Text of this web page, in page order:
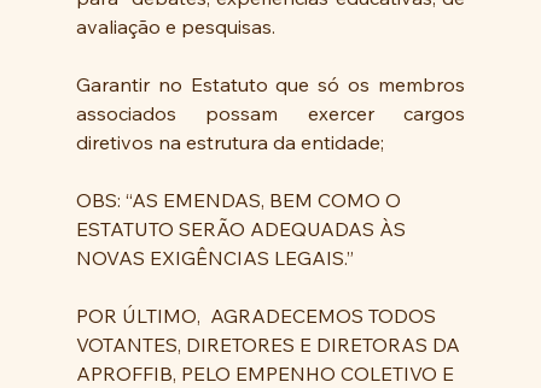
avaliação e pesquisas.
Garantir no Estatuto que só os membros
associados possam exercer cargos
diretivos na estrutura da entidade;
OBS: “AS EMENDAS, BEM COMO O
ESTATUTO SERÃO ADEQUADAS ÀS
NOVAS EXIGÊNCIAS LEGAIS.”
POR ÚLTIMO,  AGRADECEMOS TODOS
VOTANTES, DIRETORES E DIRETORAS DA
APROFFIB, PELO EMPENHO COLETIVO E